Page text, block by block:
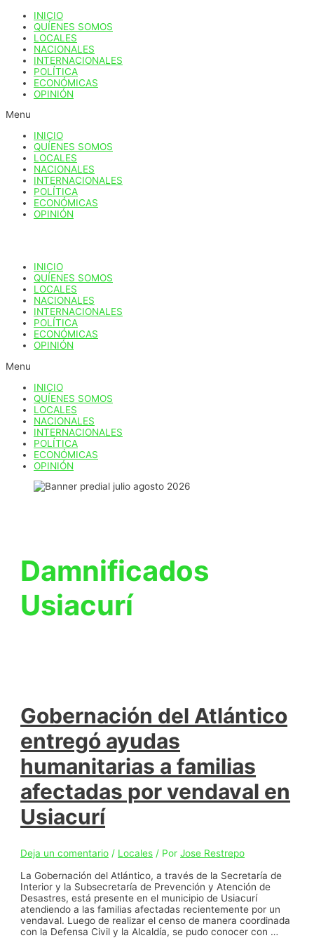
contenido
INICIO
QUÍENES SOMOS
LOCALES
NACIONALES
INTERNACIONALES
POLÍTICA
ECONÓMICAS
OPINIÓN
Menu
INICIO
QUÍENES SOMOS
LOCALES
NACIONALES
INTERNACIONALES
POLÍTICA
ECONÓMICAS
OPINIÓN
INICIO
QUÍENES SOMOS
LOCALES
NACIONALES
INTERNACIONALES
POLÍTICA
ECONÓMICAS
OPINIÓN
Menu
INICIO
QUÍENES SOMOS
LOCALES
NACIONALES
INTERNACIONALES
POLÍTICA
ECONÓMICAS
OPINIÓN
Damnificados
Usiacurí
Gobernación del Atlántico
entregó ayudas
humanitarias a familias
afectadas por vendaval en
Usiacurí
Deja un comentario / Locales / PorJose Restrepo
La Gobernación del Atlántico, a través de la Secretaría de
Interior y la Subsecretaría de Prevención y Atención de
Desastres, está presente en el municipio de Usiacurí
atendiendo a las familias afectadas recientemente por un
vendaval. Luego de realizar el censo de manera coordinada
con la Defensa Civil y la Alcaldía, se pudo conocer con …